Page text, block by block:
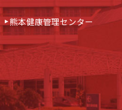
熊本健康管理センター